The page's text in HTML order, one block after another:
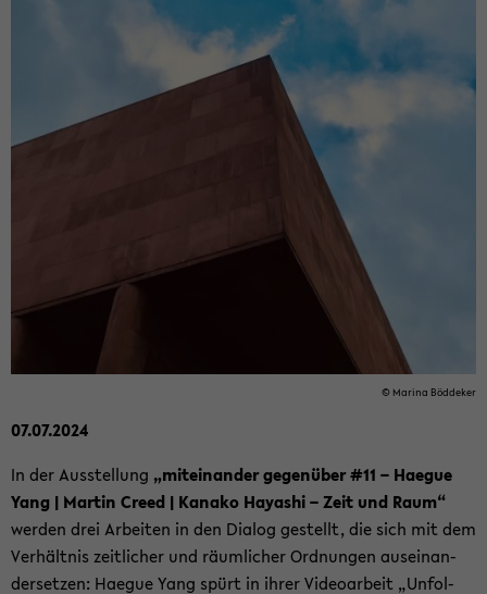
© Ma­ri­na Böd­de­ker
07.07.2024
In der Aus­stel­lung „mit­ein­an­der ge­gen­über #11 – Ha­e­gue
Yang | Mar­tin Creed | Ka­na­ko Ha­ya­shi – Zeit und Raum“
wer­den drei Ar­bei­ten in den Dia­log ge­stellt, die sich mit dem
Ver­hält­nis zeit­li­cher und räum­li­cher Ord­nun­gen aus­ein­an­
der­set­zen: Ha­e­gue Yang spürt in ihrer Vi­deo­ar­beit „Un­fol­